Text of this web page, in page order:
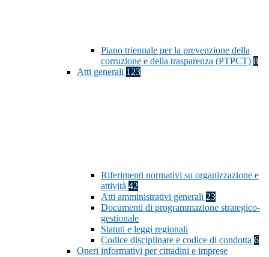
Piano triennale per la prevenzione della
corruzione e della trasparenza (PTPCT) 8
Atti generali 123
Riferimenti normativi su organizzazione e
attività 42
Atti amministrativi generali 23
Documenti di programmazione strategico-
gestionale
Statuti e leggi regionali
Codice disciplinare e codice di condotta 6
Oneri informativi per cittadini e imprese